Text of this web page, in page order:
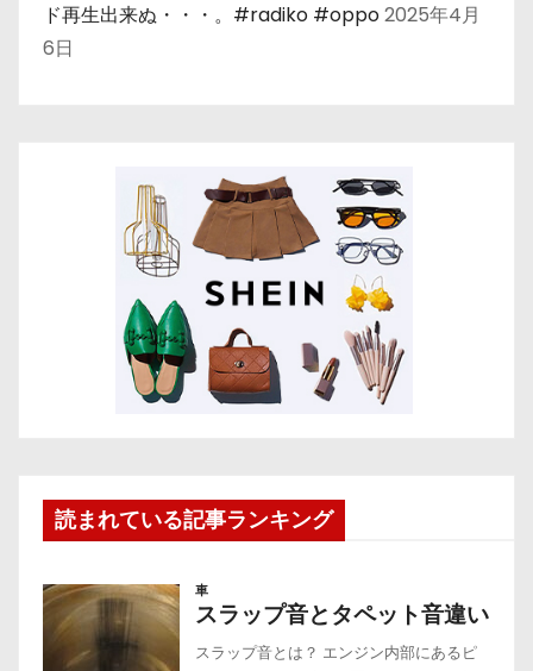
ド再生出来ぬ・・・。#radiko #oppo2025年4月
6日
読まれている記事ランキング